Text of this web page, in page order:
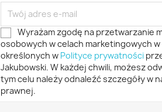
Wyrażam zgodę na przetwarzanie
osobowych w celach marketingowych w
określonych w Polityce prywatności
Jakubowski. W każdej chwili, możesz
tym celu należy odnaleźć szczegóły w
prawnej.